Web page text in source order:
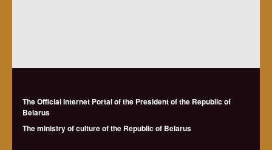
The Official Internet Portal of the President of the Republic of
Belarus
The ministry of culture of the Republic of Belarus